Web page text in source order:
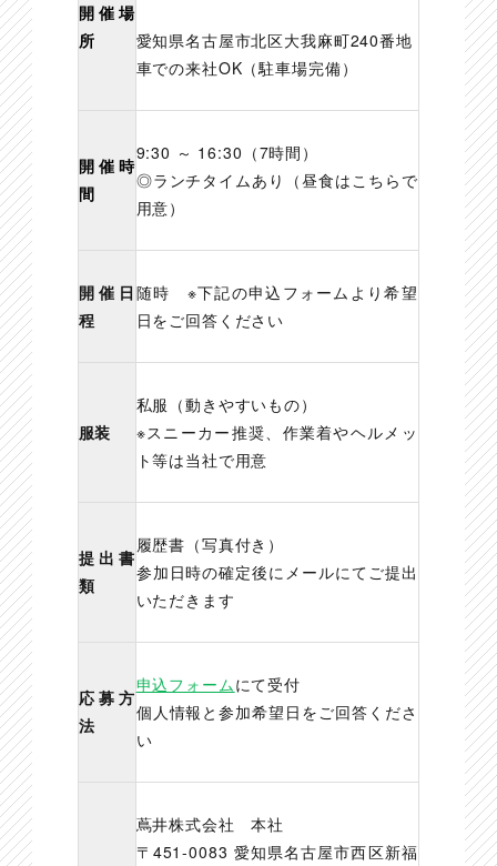
開催場
所
愛知県名古屋市北区大我麻町240番地
車での来社OK（駐車場完備）
開催時
間
9:30 ～ 16:30（7時間）
◎ランチタイムあり（昼食はこちらで
用意）
開催日
程
随時 ※下記の申込フォームより希望
日をご回答ください
服装
私服（動きやすいもの）
※スニーカー推奨、作業着やヘルメッ
ト等は当社で用意
提出書
類
履歴書（写真付き）
参加日時の確定後にメールにてご提出
いただきます
応募方
法
申込フォームにて受付
個人情報と参加希望日をご回答くださ
い
蔦井株式会社 本社
〒451-0083 愛知県名古屋市西区新福